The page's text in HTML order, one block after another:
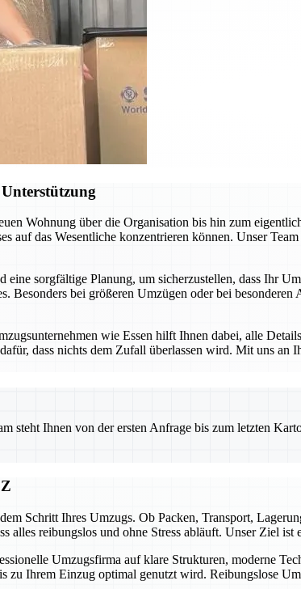
Wohnung über die Organisation bis hin zum
auf das Wesentliche konzentrieren können. Unser
sorgfältige Planung, um sicherzustellen, dass Ihr
bei größeren Umzügen oder bei
wie Essen hilft Ihnen dabei, alle
dass nichts dem Zufall überlassen wird. Mit uns
steht Ihnen von der ersten Anfrage bis zum letzten
Schritt Ihres Umzugs. Ob Packen, Transport,
alles reibungslos und ohne Stress abläuft. Unser Ziel
Umzugsfirma auf klare Strukturen, moderne
Ihrem Einzug optimal genutzt wird. Reibungslose